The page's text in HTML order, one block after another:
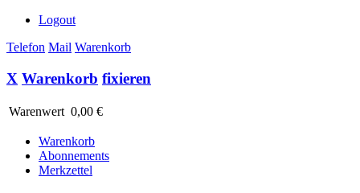
Logout
Telefon Mail Warenkorb
X Warenkorb fixieren
Warenwert 0,00 €
Warenkorb
Abonnements
Merkzettel